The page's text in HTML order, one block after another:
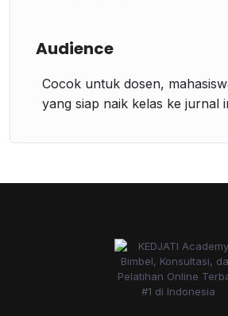
Audience
Cocok untuk dosen,
yang siap naik kelas ke jurnal